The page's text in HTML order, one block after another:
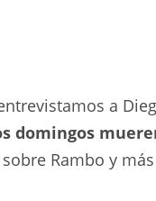
a
domingos
Rambo y